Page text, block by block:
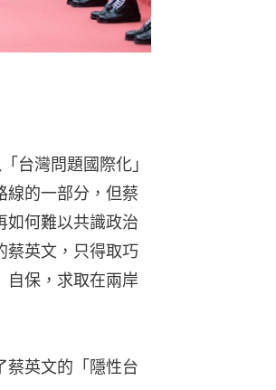
台灣問題國際化」
的一部分，但蔡
如何難以共識政治
蔡英文，只得取巧
自保，求取在兩岸
蔡英文的「隱性台